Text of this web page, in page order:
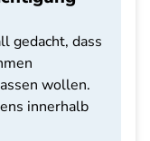
gedacht, dass
wollen.
innerhalb